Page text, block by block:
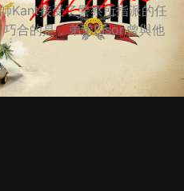
Kant接受了警察所指派的任
合的是，弟弟Bison曾與他